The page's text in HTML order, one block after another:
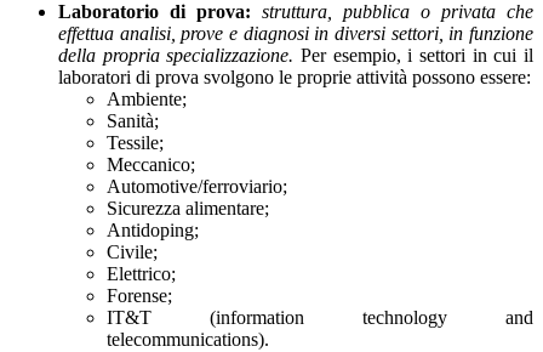
Laboratorio di prova: struttura, pubblica o privata che
effettua analisi, prove e diagnosi in diversi settori, in funzione
della propria specializzazione. Per esempio, i settori in cui il
laboratori di prova svolgono le proprie attività possono essere:
Ambiente;
Sanità;
Tessile;
Meccanico;
Automotive/ferroviario;
Sicurezza alimentare;
Antidoping;
Civile;
Elettrico;
Forense;
IT&T (information technology and
telecommunications).